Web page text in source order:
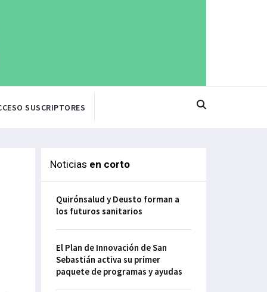
SUSCRIPTORES
Noticias en corto
Quirónsalud y Deusto forman a
los futuros sanitarios
El Plan de Innovación de San
Sebastián activa su primer
paquete de programas y ayudas